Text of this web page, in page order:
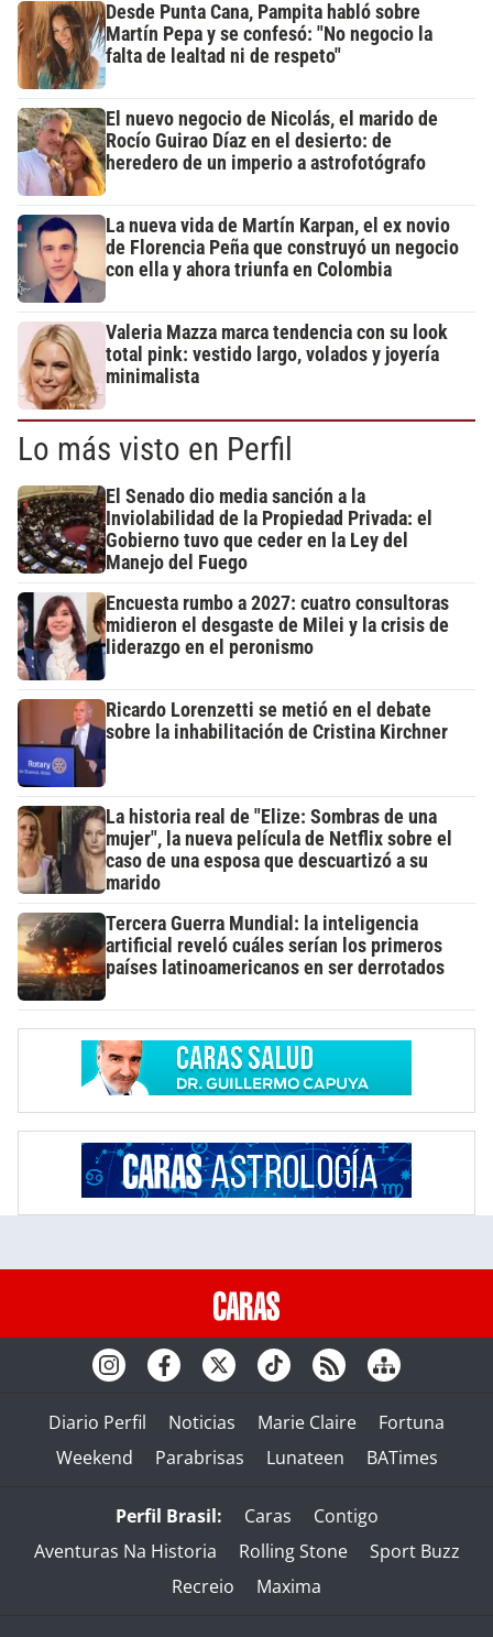
Desde Punta Cana, Pampita habló sobre
Martín Pepa y se confesó: "No negocio la
falta de lealtad ni de respeto"
El nuevo negocio de Nicolás, el marido de
Rocío Guirao Díaz en el desierto: de
heredero de un imperio a astrofotógrafo
La nueva vida de Martín Karpan, el ex novio
de Florencia Peña que construyó un negocio
con ella y ahora triunfa en Colombia
Valeria Mazza marca tendencia con su look
total pink: vestido largo, volados y joyería
minimalista
Lo más visto en Perfil
El Senado dio media sanción a la
Inviolabilidad de la Propiedad Privada: el
Gobierno tuvo que ceder en la Ley del
Manejo del Fuego
Encuesta rumbo a 2027: cuatro consultoras
midieron el desgaste de Milei y la crisis de
liderazgo en el peronismo
Ricardo Lorenzetti se metió en el debate
sobre la inhabilitación de Cristina Kirchner
La historia real de "Elize: Sombras de una
mujer", la nueva película de Netflix sobre el
caso de una esposa que descuartizó a su
marido
Tercera Guerra Mundial: la inteligencia
artificial reveló cuáles serían los primeros
países latinoamericanos en ser derrotados
Diario Perfil Noticias Marie Claire
Fortuna
Weekend
Parabrisas Lunateen BATimes
Perfil Brasil: Caras
Contigo
Aventuras Na Historia
Rolling Stone
Sport Buzz
Recreio
Maxima